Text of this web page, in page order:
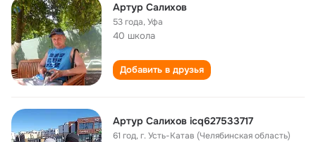
Артур Салихов
53 года,Уфа
40 школа
Добавить в друзья
Артур Салихов icq627533717
61 год,г. Усть-Катав (Челябинская область)